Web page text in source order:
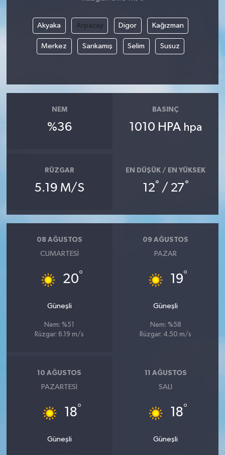
Akyaka Arpaçay Digor Kağızman
Merkez Sarıkamış Selim Susuz
NEM
%36
BASINÇ
1010 HPA hpa
RÜZGAR
5.19 M/S
EN DÜŞÜK / EN YÜKSEK
12° / 27°
08 AĞUSTOS
CUMARTESI
20°
Güneşli
Nem: %51
Rüzgar: 6.19 m/s
09 AĞUSTOS
PAZAR
19°
Güneşli
Nem: %58
Rüzgar: 4.50 m/s
10 AĞUSTOS
PAZARTESI
18°
Güneşli
11 AĞUSTOS
SALI
18°
Güneşli